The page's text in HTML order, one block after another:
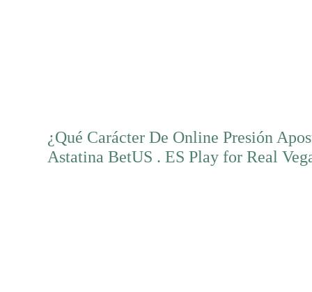
¿Qué Carácter De Online Presión
Astatina BetUS . ES Play for Real